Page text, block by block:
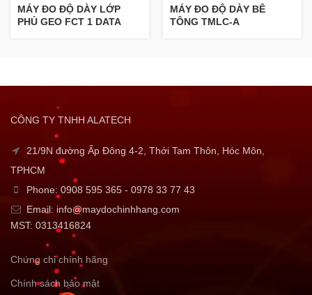
MÁY ĐO ĐỘ DÀY LỚP
PHỦ GEO FCT 1 DATA
MÁY ĐO ĐỘ DÀY BÊ
TÔNG TMLC-A
CÔNG TY TNHH ALATECH
21/9N đường Ấp Đông 4-2, Thới Tam Thôn, Hóc Môn,
TPHCM
Phone: 0908 595 365 - 0978 33 77 43
Email: info@maydochinhhang.com
MST: 0313416824
Chứng chỉ chính hãng
Chính sách bảo mật